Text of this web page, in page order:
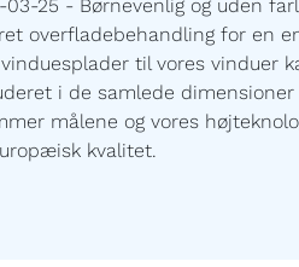
03-25 - Børnevenlig og uden
overfladebehandling for en
til vores
i de samlede
målene og vores
kvalitet.